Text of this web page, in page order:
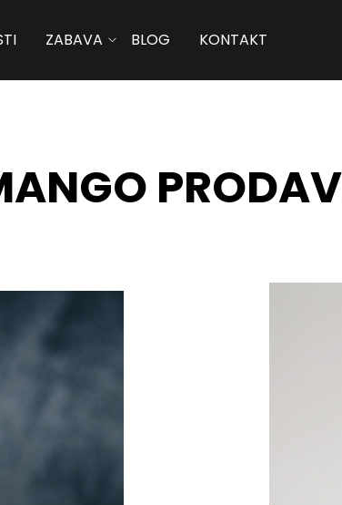
ZABAVA BLOG KONTAKT